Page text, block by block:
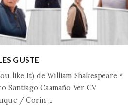
GUSTE
like It) de William Shakespeare *
Santiago Caamaño Ver CV
/ Corin ...